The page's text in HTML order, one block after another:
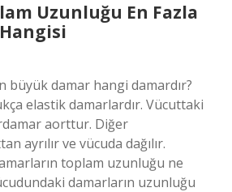
Uzunluğu En Fazla
büyük damar hangi damardır?
elastik damarlardır. Vücuttaki
aorttur. Diğer
ayrılır ve vücuda dağılır.
toplam uzunluğu ne
damarların uzunluğu